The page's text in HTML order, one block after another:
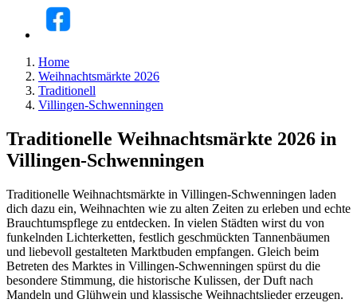
Home
Weihnachtsmärkte 2026
Traditionell
Villingen-Schwenningen
Traditionelle Weihnachtsmärkte 2026 in
Villingen-Schwenningen
Traditionelle Weihnachtsmärkte in Villingen-Schwenningen laden
dich dazu ein, Weihnachten wie zu alten Zeiten zu erleben und echte
Brauchtumspflege zu entdecken. In vielen Städten wirst du von
funkelnden Lichterketten, festlich geschmückten Tannenbäumen
und liebevoll gestalteten Marktbuden empfangen. Gleich beim
Betreten des Marktes in Villingen-Schwenningen spürst du die
besondere Stimmung, die historische Kulissen, der Duft nach
Mandeln und Glühwein und klassische Weihnachtslieder erzeugen.